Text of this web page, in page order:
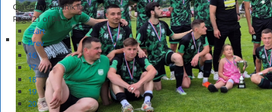
Category: Glasnik liga
Page 21 of 34
Start
Prev
16
17
18
19
20